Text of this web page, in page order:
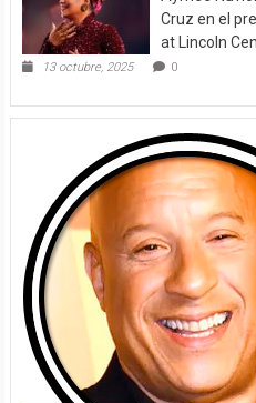
Cruz en el
at Lincoln
13 octubre, 2025 0